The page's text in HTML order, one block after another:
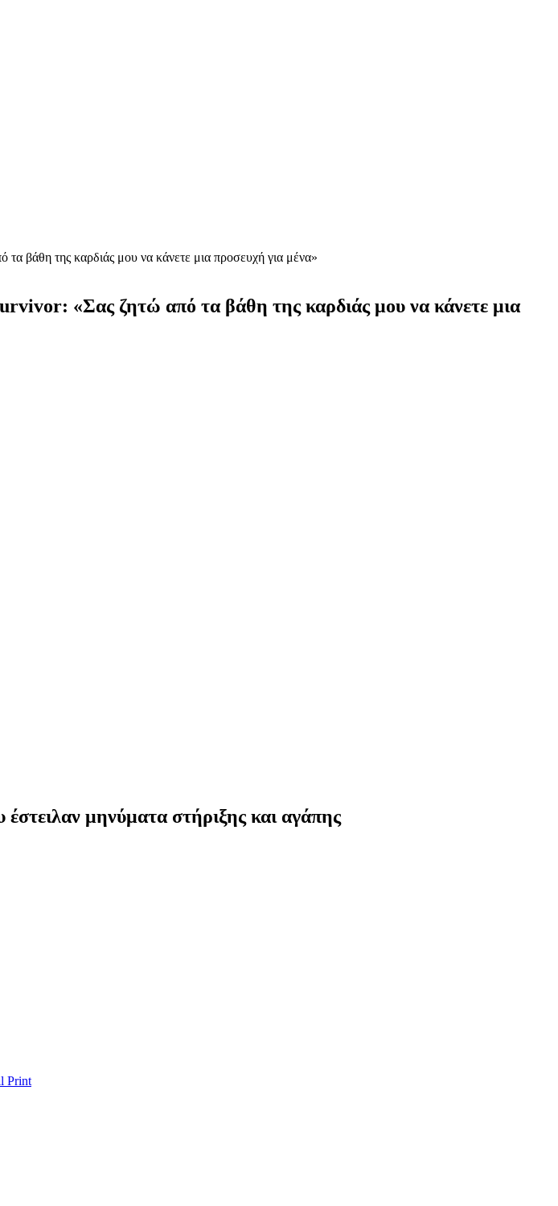
βάθη της καρδιάς μου να κάνετε μια προσευχή για μένα»
«Σας ζητώ από τα βάθη της καρδιάς μου να κάνετε μια
μηνύματα στήριξης και αγάπης
Print